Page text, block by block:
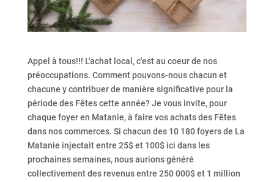
Appel à tous!!! L'achat local, c'est au coeur de nos
préoccupations. Comment pouvons-nous chacun et
chacune y contribuer de manière significative pour la
période des Fêtes cette année? Je vous invite, pour
chaque foyer en Matanie, à faire vos achats des Fêtes
dans nos commerces. Si chacun des 10 180 foyers de La
Matanie injectait entre 25$ et 100$ ici dans les
prochaines semaines, nous aurions généré
collectivement des revenus entre 250 000$ et 1 million